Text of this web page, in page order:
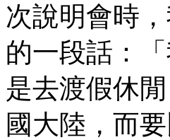
次說明會時
的一段話：
是去渡假休
國大陸，而